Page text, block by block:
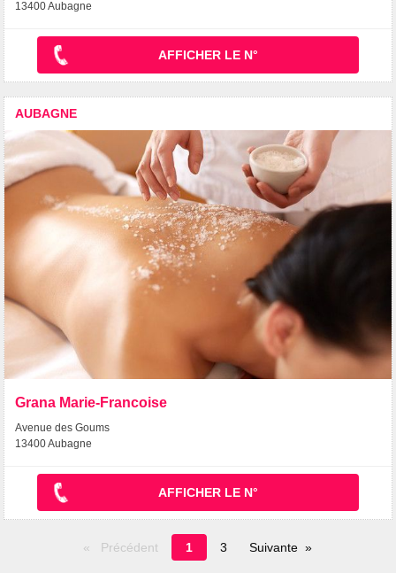
13400 Aubagne
AFFICHER LE N°
AUBAGNE
Grana Marie-Francoise
Avenue des Goums
13400 Aubagne
AFFICHER LE N°
Précédent
Page
en
1 3 Suivante